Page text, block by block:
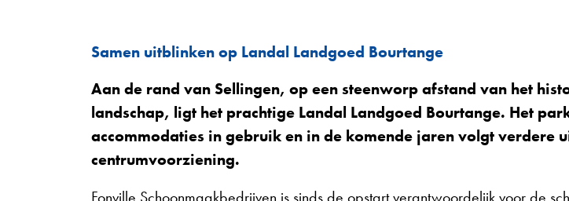
Samen uitblinken op Landal Landgoed Bourtange
Aan de rand van Sellingen, op een steenworp afstand van het
landschap, ligt het prachtige Landal Landgoed Bourtange. Het
accommodaties in gebruik en in de komende jaren volgt verdere
centrumvoorziening.